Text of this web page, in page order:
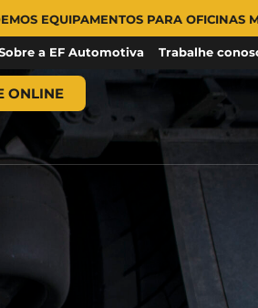
PARA OFICINAS MECÂNICAS.
a EF Automotiva Trabalhe
ONLINE